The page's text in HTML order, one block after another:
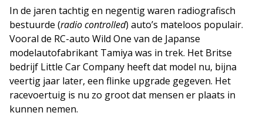
In de jaren tachtig en negentig waren radiografisch
bestuurde (radio controlled) auto’s mateloos populair.
Vooral de RC-auto Wild One van de Japanse
modelautofabrikant Tamiya was in trek. Het Britse
bedrijf Little Car Company heeft dat model nu, bijna
veertig jaar later, een flinke upgrade gegeven. Het
racevoertuig is nu zo groot dat mensen er plaats in
kunnen nemen.